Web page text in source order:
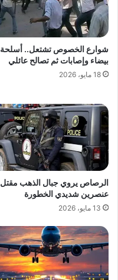
شوارع الخصوص تشتعل.. أسلحة
بيضاء وإصابات ثم تصالح عائلي
18 مايو، 2026
الرصاص يروي جبال الذهب مقتل
عنصرين شديدي الخطورة
13 مايو، 2026